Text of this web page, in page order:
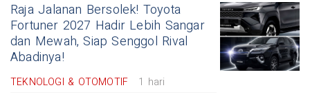
Raja Jalanan Bersolek! Toyota
Fortuner 2027 Hadir Lebih Sangar
dan Mewah, Siap Senggol Rival
Abadinya!
TEKNOLOGI & OTOMOTIF 1 hari